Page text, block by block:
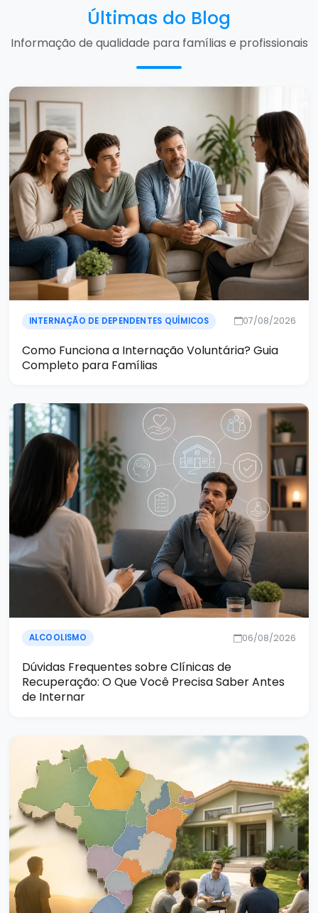
Últimas do Blog
Informação de qualidade para famílias e profissionais
INTERNAÇÃO DE DEPENDENTES QUÍMICOS 07/08/2026
Como Funciona a Internação Voluntária? Guia
Completo para Famílias
ALCOOLISMO 06/08/2026
Dúvidas Frequentes sobre Clínicas de
Recuperação: O Que Você Precisa Saber Antes
de Internar